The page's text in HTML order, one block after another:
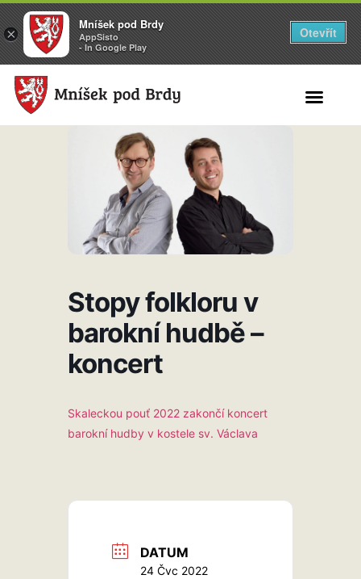
Stopy folkloru v
barokní hudbě –
koncert
Skaleckou pouť 2022 zakončí koncert
barokní hudby v kostele sv. Václava
DATUM
24 Čvc 2022
×
Mníšek pod Brdy
AppSisto
- In Google Play
Otevřít